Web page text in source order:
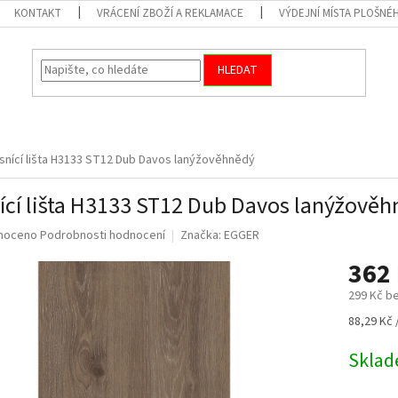
KONTAKT VRÁCENÍ ZBOŽÍ A REKLAMACE VÝDEJNÍ MÍSTA
HLEDAT
lišta H3133 ST12 Dub Davos lanýžověhnědý
lišta H3133 ST12 Dub Davos
Podrobnosti hodnocení Značka: EGGER
362
299 Kč
Měrná
88,29 Kč